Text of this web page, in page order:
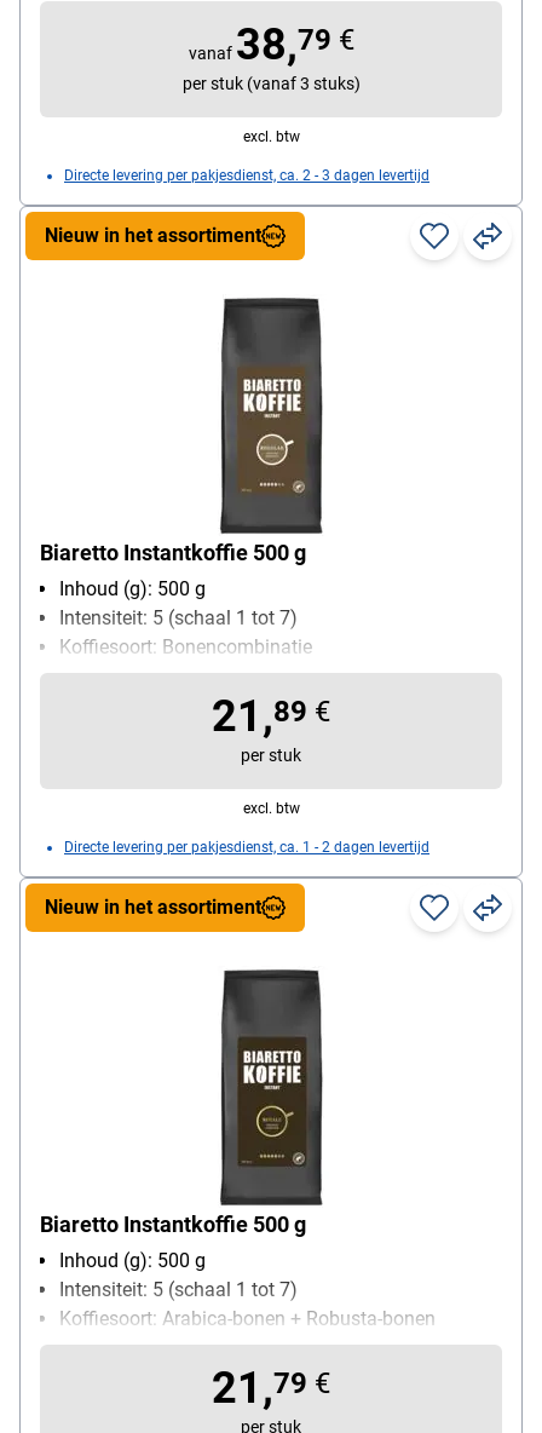
Koffiesoort: Bonencombinatie
vanaf 38,79 €
per stuk (vanaf 3 stuks)
excl. btw
Directe levering per pakjesdienst, ca. 2 - 3 dagen levertijd
Biaretto Instantkoffie 500 g
Inhoud (g): 500 g
Intensiteit: 5 (schaal 1 tot 7)
Koffiesoort: Bonencombinatie
Branding: 5 (schaal 1 tot 7)
Nieuw in het assortiment
21,89 €
per stuk
excl. btw
Directe levering per pakjesdienst, ca. 1 - 2 dagen levertijd
Biaretto Instantkoffie 500 g
Inhoud (g): 500 g
Intensiteit: 5 (schaal 1 tot 7)
Koffiesoort: Arabica-bonen + Robusta-bonen
Branding: 5 (schaal 1 tot 7)
Nieuw in het assortiment
21,79 €
per stuk